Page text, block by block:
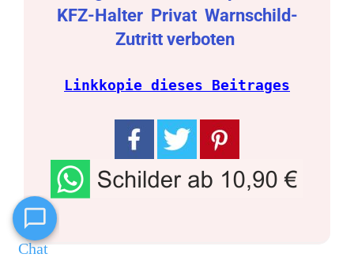
KFZ-Halter Privat Warnschild-
Zutritt verboten
Linkkopie dieses Beitrages